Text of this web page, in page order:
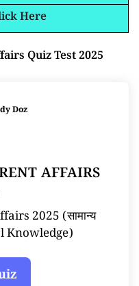
Here
Quiz Test 2025
Doz
AFFAIRS
2025 (सामान्य
Knowledge)